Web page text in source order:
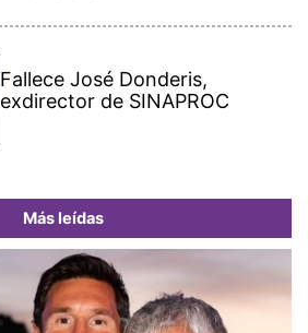
Fallece José Donderis,
exdirector de SINAPROC
Más leídas